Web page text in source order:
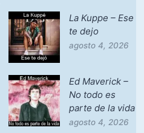
La Kuppe – Ese
te dejo
agosto 4, 2026
Ed Maverick –
No todo es
parte de la vida
agosto 4, 2026